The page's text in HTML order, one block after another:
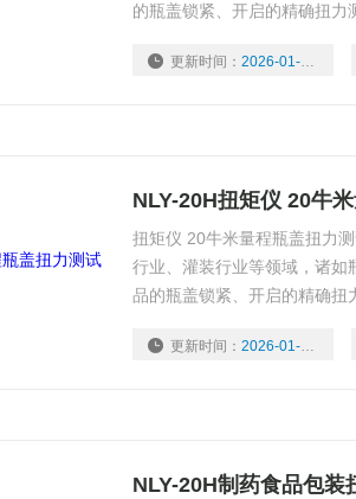
的瓶盖锁紧、开启的精确扭力
的工艺参数之一。
更新时间：2026-01-26
NLY-20H扭矩仪 20牛
扭矩仪 20牛米量程瓶盖扭力
行业、灌装行业等领域，诸如
品的瓶盖锁紧、开启的精确扭
制的工艺参数之一。
更新时间：2026-01-26
NLY-20H制药食品包